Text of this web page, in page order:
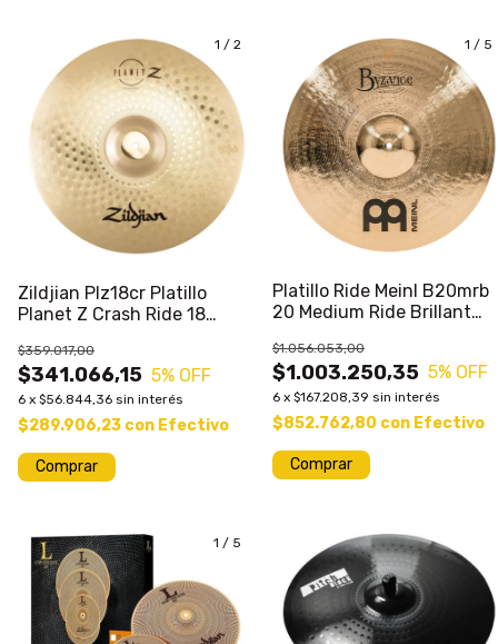
1 / 2
Zildjian Plz18cr Platillo
Planet Z Crash Ride 18
$341.066,15
$359.017,00
5% OFF
6 x $56.844,36 sin interés
$289.906,23 con Efectivo
1 / 5
Platillo Ride Meinl B20mrb
20 Medium Ride Brillant
$1.003.250,35
$1.056.053,00
5% OFF
6 x $167.208,39 sin interés
$852.762,80 con Efectivo
1 / 5